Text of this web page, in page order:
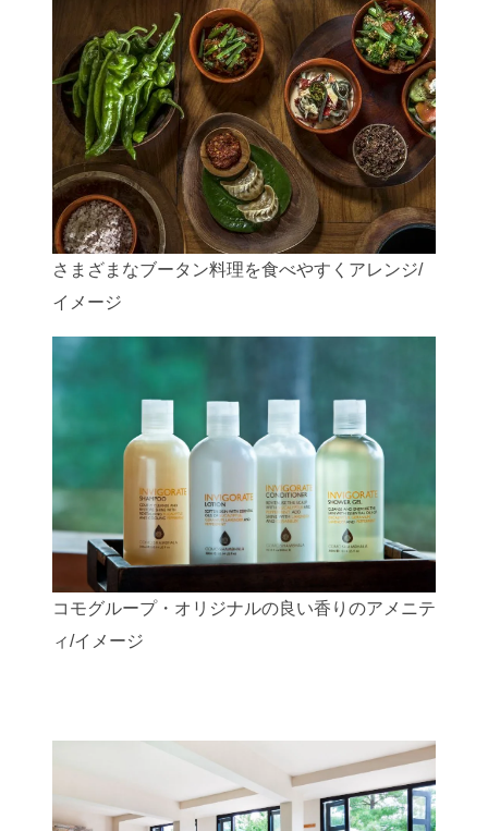
さまざまなブータン料理を食べやすくアレンジ/
イメージ
コモグループ・オリジナルの良い香りのアメニテ
ィ/イメージ